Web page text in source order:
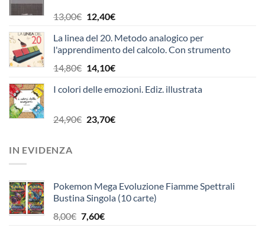
10,90€.10,40€.
13,00€ Il
originale
era:
13,00€.
12,40€Il
attuale
è:
12,40€.
La linea del 20. Metodo analogico per
l'apprendimento del calcolo. Con strumento
14,80€ Il
originale
14,80€.
14,10€Il
attuale
14,10€.
I colori delle emozioni. Ediz. illustrata
24,90€ Il
23,70€Il
IN EVIDENZA
Pokemon Mega Evoluzione Fiamme Spettrali
Bustina Singola (10 carte)
8,00€ Il
7,60€Il